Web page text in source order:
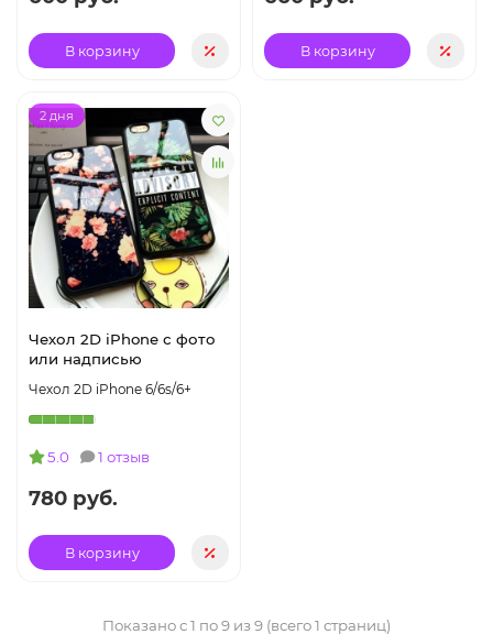
В корзину В корзину
2 дня
Чехол 2D iPhone с фото
или надписью
Чехол 2D iPhone 6/6s/6+
5.0 1 отзыв
780 руб.
В корзину
Показано с 1 по 9 из 9 (всего 1 страниц)